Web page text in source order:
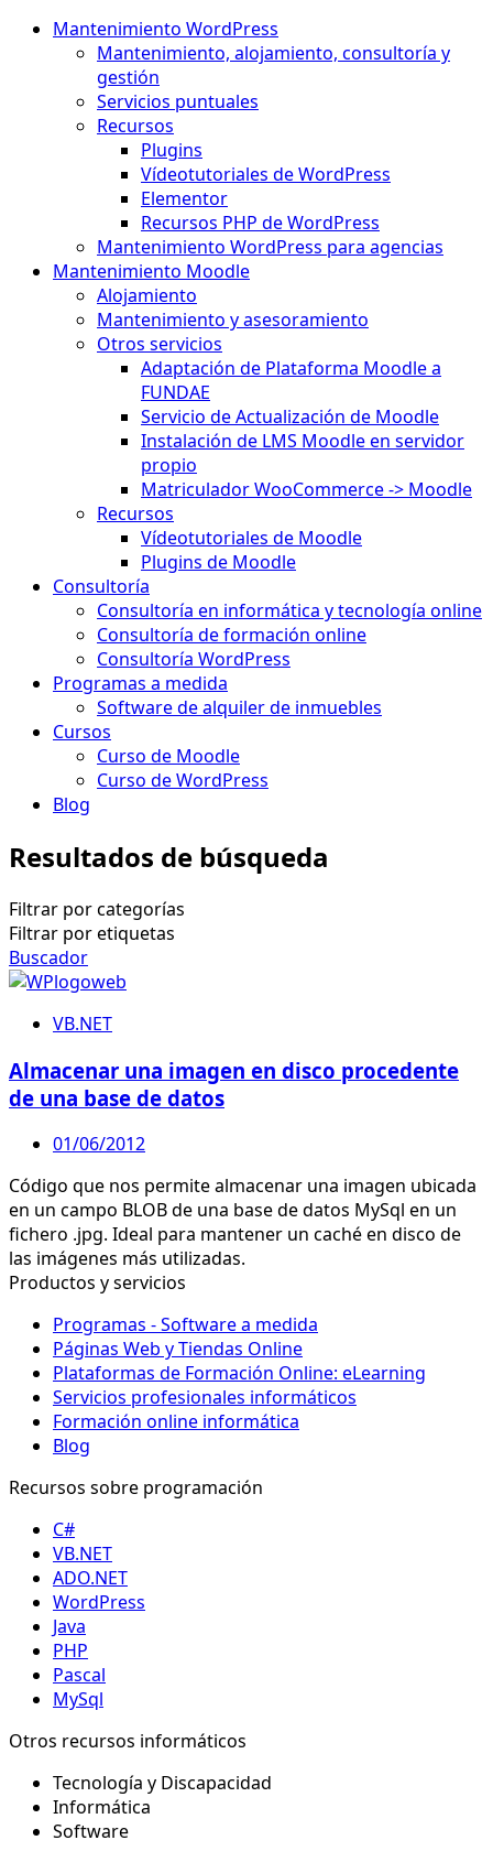
Mantenimiento WordPress
Mantenimiento, alojamiento, consultoría y
gestión
Servicios puntuales
Recursos
Plugins
Vídeotutoriales de WordPress
Elementor
Recursos PHP de WordPress
Mantenimiento WordPress para agencias
Mantenimiento Moodle
Alojamiento
Mantenimiento y asesoramiento
Otros servicios
Adaptación de Plataforma Moodle a
FUNDAE
Servicio de Actualización de Moodle
Instalación de LMS Moodle en servidor
propio
Matriculador WooCommerce -> Moodle
Recursos
Vídeotutoriales de Moodle
Plugins de Moodle
Consultoría
Consultoría en informática y tecnología online
Consultoría de formación online
Consultoría WordPress
Programas a medida
Software de alquiler de inmuebles
Cursos
Curso de Moodle
Curso de WordPress
Blog
Resultados de búsqueda
Filtrar por categorías
Filtrar por etiquetas
Buscador
VB.NET
Almacenar una imagen en disco procedente
de una base de datos
01/06/2012
Código que nos permite almacenar una imagen ubicada
en un campo BLOB de una base de datos MySql en un
fichero .jpg. Ideal para mantener un caché en disco de
las imágenes más utilizadas.
Productos y servicios
Programas - Software a medida
Páginas Web y Tiendas Online
Plataformas de Formación Online: eLearning
Servicios profesionales informáticos
Formación online informática
Blog
Recursos sobre programación
C#
VB.NET
ADO.NET
WordPress
Java
PHP
Pascal
MySql
Otros recursos informáticos
Tecnología y Discapacidad
Informática
Software